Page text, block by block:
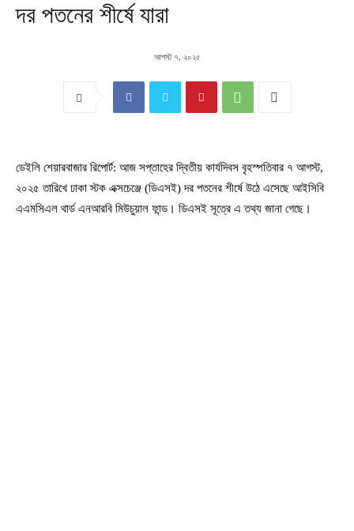
দর পতনের শীর্ষে যারা
আগস্ট ৭, ২০২৫
ডেইলি শেয়ারবাজার রিপোর্ট: আজ সপ্তাহের দ্বিতীয় কার্যদিবস বৃহস্পতিবার ৭ আগস্ট,
২০২৫ তারিখে ঢাকা স্টক এক্সচেঞ্জে (ডিএসই) দর পতনের শীর্ষে উঠে এসেছে আইসিবি
এএমসিএল থার্ড এনআরবি মিউচুয়াল ফান্ড। ডিএসই সূত্রে এ তথ্য জানা গেছে।